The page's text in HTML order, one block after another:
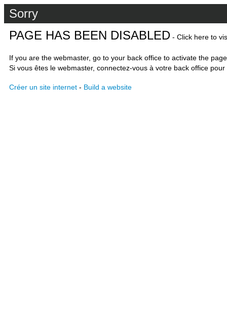
Sorry
PAGE HAS BEEN DISABLED - Click here to
If you are the webmaster, go to your back office to activate the
Si vous êtes le webmaster, connectez-vous à votre back office
Créer un site internet - Build a website